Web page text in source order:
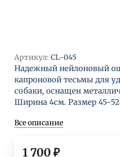
Артикул: CL-045
Надежный нейлоновый
капроновой тесьмы для
собаки, оснащен
Ширина 4см. Размер 45-
Все описание
1 700₽